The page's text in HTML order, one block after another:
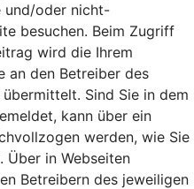
und/oder nicht-
besuchen. Beim Zugriff
wird die Ihrem
an den Betreiber des
Sind Sie in dem
kann über ein
werden, wie Sie
Über in Webseiten
Betreibern des jeweiligen